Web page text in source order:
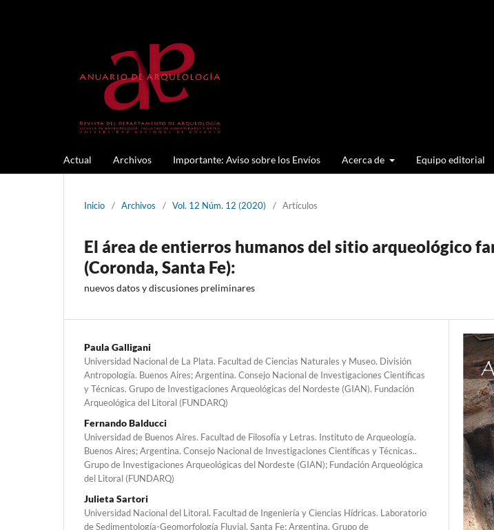
Actual Archivos Importante: Aviso sobre los Envíos Acerca de Equipo editorial
Inicio / Archivos / Vol. 12 Núm. 12 (2020) / Artículos
El área de entierros humanos del sitio arqueológico
(Coronda, Santa Fe):
nuevos datos y discusiones preliminares
Paula Galligani
Universidad Nacional de La Plata. Facultad de Ciencias Naturales y Museo. División
Antropología. Buenos Aires; Argentina. Consejo Nacional de Investigaciones Científicas
y Técnicas. Grupo de Investigaciones Arqueológicas del Nordeste (GIAN). Fundación
Arqueológica del Litoral (FUNDARQ)
Fernando Balducci
Universidad de Buenos Aires. Facultad de Filosofía y Letras. Instituto de Arqueología.
Buenos Aires; Argentina. Consejo Nacional de Investigaciones Científicas y Técnicas..
Grupo de Investigaciones Arqueológicas del Nordeste (GIAN); Fundación Arqueológica
del Litoral (FUNDARQ)
Julieta Sartori
Universidad Nacional del Litoral. Facultad de Ingeniería y Ciencias Hídricas. Laboratorio
de Sedimentología-Geomorfología Fluvial. Santa Fe; Argentina. Grupo de